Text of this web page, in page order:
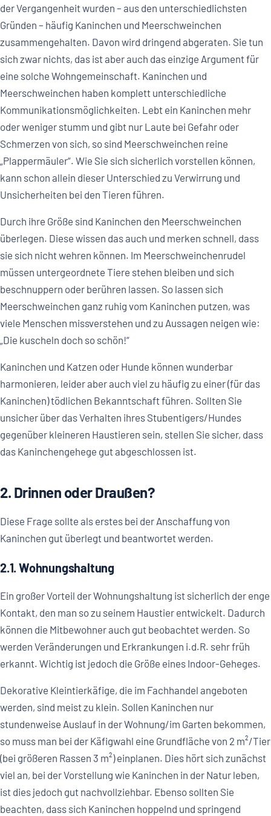
der Vergangenheit wurden – aus den unterschiedlichsten
Gründen – häufig Kaninchen und Meerschweinchen
zusammengehalten. Davon wird dringend abgeraten. Sie tun
sich zwar nichts, das ist aber auch das einzige Argument für
eine solche Wohngemeinschaft. Kaninchen und
Meerschweinchen haben komplett unterschiedliche
Kommunikationsmöglichkeiten. Lebt ein Kaninchen mehr
oder weniger stumm und gibt nur Laute bei Gefahr oder
Schmerzen von sich, so sind Meerschweinchen reine
„Plappermäuler“. Wie Sie sich sicherlich vorstellen können,
kann schon allein dieser Unterschied zu Verwirrung und
Unsicherheiten bei den Tieren führen.
Durch ihre Größe sind Kaninchen den Meerschweinchen
überlegen. Diese wissen das auch und merken schnell, dass
sie sich nicht wehren können. Im Meerschweinchenrudel
müssen untergeordnete Tiere stehen bleiben und sich
beschnuppern oder berühren lassen. So lassen sich
Meerschweinchen ganz ruhig vom Kaninchen putzen, was
viele Menschen missverstehen und zu Aussagen neigen wie:
„Die kuscheln doch so schön!“
Kaninchen und Katzen oder Hunde können wunderbar
harmonieren, leider aber auch viel zu häufig zu einer (für das
Kaninchen) tödlichen Bekanntschaft führen. Sollten Sie
unsicher über das Verhalten ihres Stubentigers/Hundes
gegenüber kleineren Haustieren sein, stellen Sie sicher, dass
das Kaninchengehege gut abgeschlossen ist.
2. Drinnen oder Draußen?
Diese Frage sollte als erstes bei der Anschaffung von
Kaninchen gut überlegt und beantwortet werden.
2.1. Wohnungshaltung
Ein großer Vorteil der Wohnungshaltung ist sicherlich der enge
Kontakt, den man so zu seinem Haustier entwickelt. Dadurch
können die Mitbewohner auch gut beobachtet werden. So
werden Veränderungen und Erkrankungen i.d.R. sehr früh
erkannt. Wichtig ist jedoch die Größe eines Indoor-Geheges.
Dekorative Kleintierkäfige, die im Fachhandel angeboten
werden, sind meist zu klein. Sollen Kaninchen nur
stundenweise Auslauf in der Wohnung/im Garten bekommen,
so muss man bei der Käfigwahl eine Grundfläche von 2 m²/Tier
(bei größeren Rassen 3 m²) einplanen. Dies hört sich zunächst
viel an, bei der Vorstellung wie Kaninchen in der Natur leben,
ist dies jedoch gut nachvollziehbar. Ebenso sollten Sie
beachten, dass sich Kaninchen hoppelnd und springend